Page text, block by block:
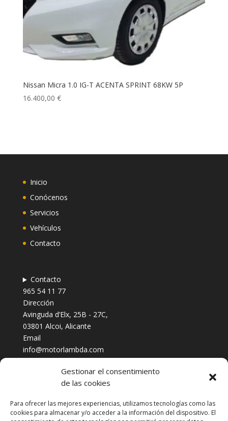
Gestionar el consentimiento
de las cookies
Para ofrecer las mejores experiencias, utilizamos tecnologías como las
cookies para almacenar y/o acceder a la información del dispositivo. El
Nissan Micra 1.0 IG-T ACENTA SPRINT 68KW 5P
16.400,00 €
Inicio
Conócenos
Servicios
Vehículos
Contacto
Contacto
965 54 11 77
Dirección
Avinguda d’Elx, 25B - 27C,
03801 Alcoi, Alicante
Email
info@motorlambda.com